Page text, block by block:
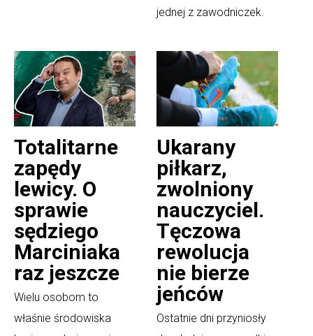
jednej z zawodniczek.
Totalitarne
zapędy
lewicy. O
sprawie
sędziego
Marciniaka
raz jeszcze
Wielu osobom to
właśnie środowiska
Ukarany
piłkarz,
zwolniony
nauczyciel.
Tęczowa
rewolucja
nie bierze
jeńców
Ostatnie dni przyniosły